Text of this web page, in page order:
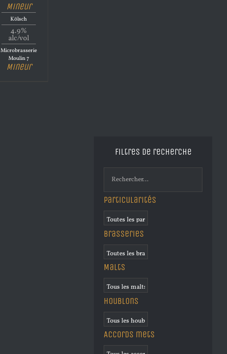
Mineur
Kölsch
4.9%
alc/vol
Microbrasserie
Moulin 7
Mineur
Filtres de recherche
Particularités
Brasseries
Malts
Houblons
Accords mets